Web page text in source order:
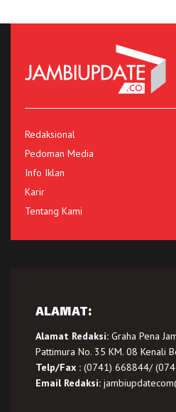
Redaksional
Pedoman Media
Info Iklan
Karir
Tentang Kami
ALAMAT:
Alamat Redaksi: Graha Pena
Pattimura No. 35 KM. 08 Kenali
Telp/Fax : (0741) 668844/
Email Redaksi: